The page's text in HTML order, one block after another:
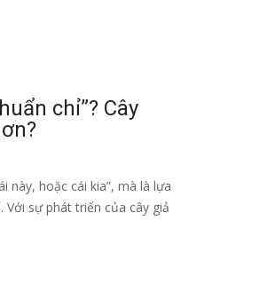
chỉ”? Cây
này, hoặc cái kia”, mà là lựa
Với sự phát triển của cây giả